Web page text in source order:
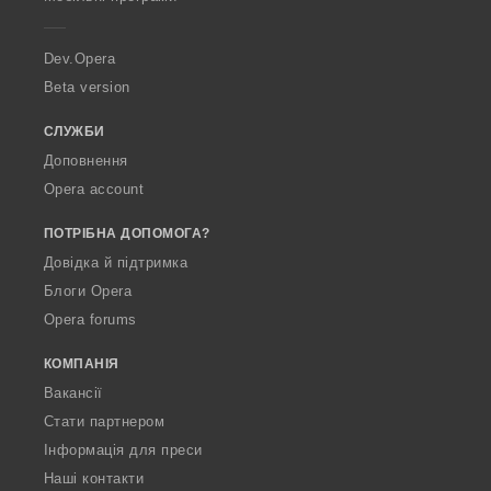
a
Dev.Opera
Beta version
СЛУЖБИ
Доповнення
Opera account
ПОТРІБНА ДОПОМОГА?
Довідка й підтримка
Блоги Opera
Opera forums
КОМПАНІЯ
Вакансії
Стати партнером
Інформація для преси
Наші контакти